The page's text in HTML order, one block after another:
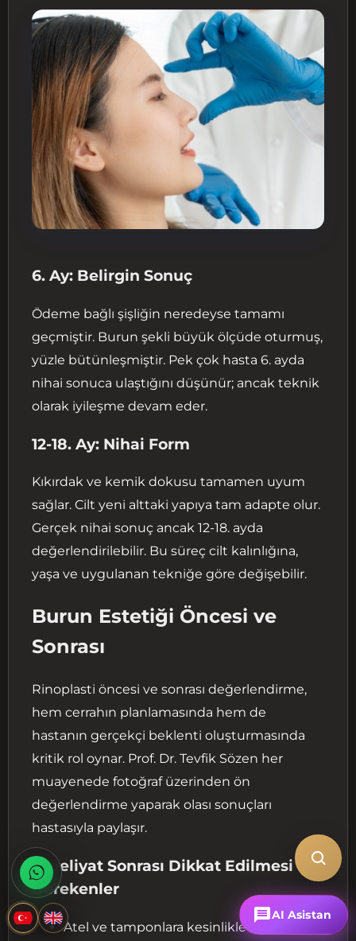
6. Ay: Belirgin Sonuç
Ödeme bağlı şişliğin neredeyse tamamı
geçmiştir. Burun şekli büyük ölçüde oturmuş,
yüzle bütünleşmiştir. Pek çok hasta 6. ayda
nihai sonuca ulaştığını düşünür; ancak teknik
olarak iyileşme devam eder.
12-18. Ay: Nihai Form
Kıkırdak ve kemik dokusu tamamen uyum
sağlar. Cilt yeni alttaki yapıya tam adapte olur.
Gerçek nihai sonuç ancak 12-18. ayda
değerlendirilebilir. Bu süreç cilt kalınlığına,
yaşa ve uygulanan tekniğe göre değişebilir.
Burun Estetiği Öncesi ve
Sonrası
Rinoplasti öncesi ve sonrası değerlendirme,
hem cerrahın planlamasında hem de
hastanın gerçekçi beklenti oluşturmasında
kritik rol oynar. Prof. Dr. Tevfik Sözen her
muayenede fotoğraf üzerinden ön
değerlendirme yaparak olası sonuçları
hastasıyla paylaşır.
Ameliyat Sonrası Dikkat Edilmesi
Gerekenler
Atel ve tamponlara kesinlikle
AI Asistan